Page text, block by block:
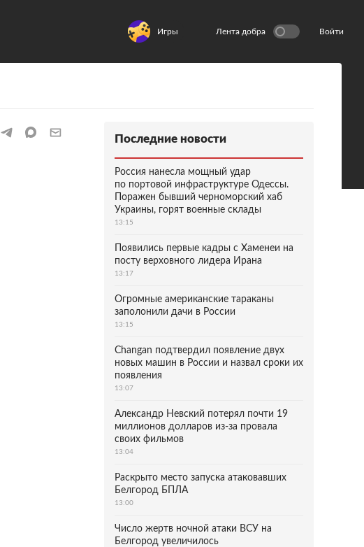
Игры Лента добра Войти
Последние новости
Россия нанесла мощный удар
по портовой инфраструктуре Одессы.
Поражен бывший черноморский хаб
Украины, горят военные склады
13:15
Появились первые кадры с Хаменеи на
посту верховного лидера Ирана
13:17
Огромные американские тараканы
заполонили дачи в России
13:15
Changan подтвердил появление двух
новых машин в России и назвал сроки их
появления
13:07
Александр Невский потерял почти 19
миллионов долларов из-за провала
своих фильмов
13:04
Раскрыто место запуска атаковавших
Белгород БПЛА
13:00
Число жертв ночной атаки ВСУ на
Белгород увеличилось